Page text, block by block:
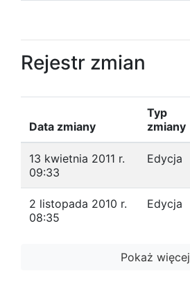
Rejestr zmian
Data zmiany
Typ
zmiany
13 kwietnia 2011 r.
09:33
Edycja
2 listopada 2010 r.
08:35
Edycja
Pokaż więcej